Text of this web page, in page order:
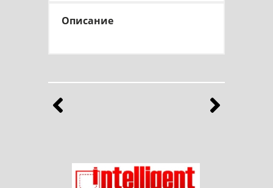
Описание
Бренды
Выберите продукты любимого бренда
Intelligent